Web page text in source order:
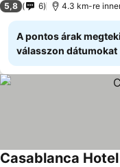
5,8 6 4.3 km-re
A pontos árak
válasszon dátumokat
Casablanca Hotel